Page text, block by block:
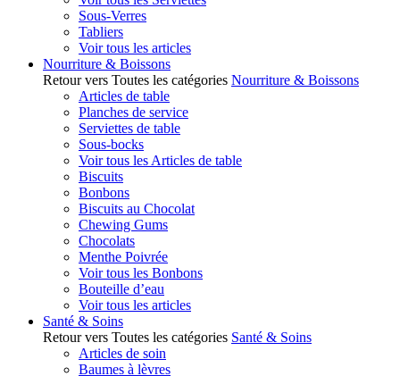
Sous-Verres
Tabliers
Voir tous les articles
Nourriture & Boissons
Retour vers Toutes les catégories Nourriture & Boissons
Articles de table
Planches de service
Serviettes de table
Sous-bocks
Voir tous les Articles de table
Biscuits
Bonbons
Biscuits au Chocolat
Chewing Gums
Chocolats
Menthe Poivrée
Voir tous les Bonbons
Bouteille d’eau
Voir tous les articles
Santé & Soins
Retour vers Toutes les catégories Santé & Soins
Articles de soin
Baumes à lèvres